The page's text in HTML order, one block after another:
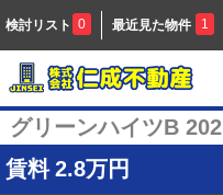
検討リスト 0 最近見た物件 1
グリーンハイツB 202
賃料 2.8万円